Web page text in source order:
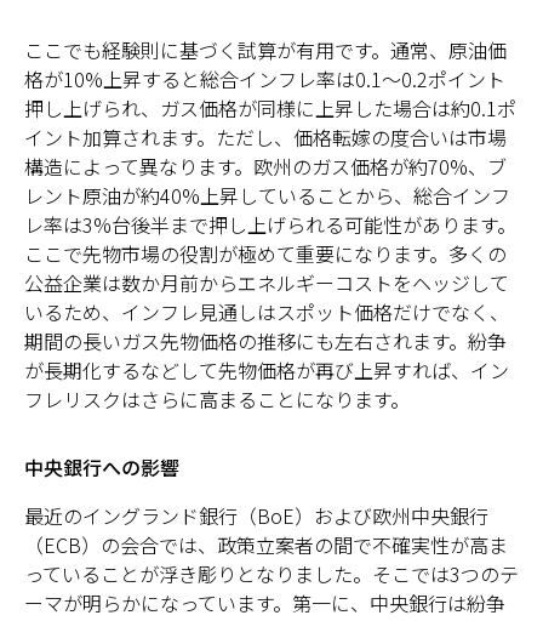
ここでも経験則に基づく試算が有用です。通常、原油価
格が10%上昇すると総合インフレ率は0.1～0.2ポイント
押し上げられ、ガス価格が同様に上昇した場合は約0.1ポ
イント加算されます。ただし、価格転嫁の度合いは市場
構造によって異なります。欧州のガス価格が約70%、ブ
レント原油が約40%上昇していることから、総合インフ
レ率は3%台後半まで押し上げられる可能性があります。
ここで先物市場の役割が極めて重要になります。多くの
公益企業は数か月前からエネルギーコストをヘッジして
いるため、インフレ見通しはスポット価格だけでなく、
期間の長いガス先物価格の推移にも左右されます。紛争
が長期化するなどして先物価格が再び上昇すれば、イン
フレリスクはさらに高まることになります。
中央銀行への影響
最近のイングランド銀行（BoE）および欧州中央銀行
（ECB）の会合では、政策立案者の間で不確実性が高ま
っていることが浮き彫りとなりました。そこでは3つのテ
ーマが明らかになっています。第一に、中央銀行は紛争